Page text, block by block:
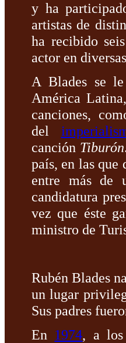
y ha
artistas de
ha recibido
actor en
A Blades se
América
canciones,
del
canción Tiburón
país, en las que
entre más de
candidatura
vez que éste
ministro de
Rubén Blades
un lugar
Sus padres
En 1974, a los